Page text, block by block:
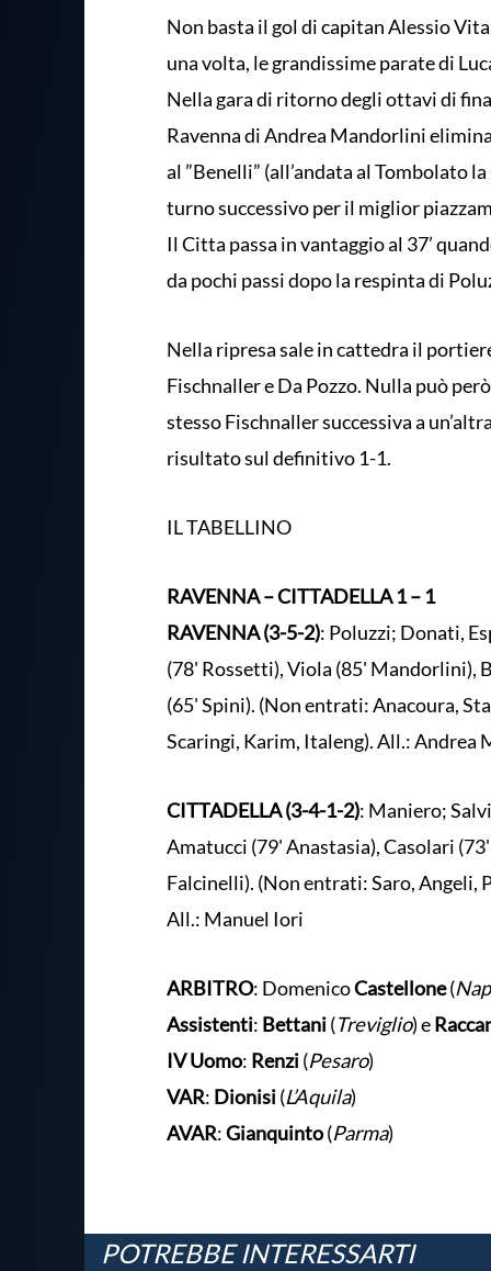
Non basta il gol di capitan Alessio
una volta, le grandissime parate di
Nella gara di ritorno degli ottavi di
Ravenna di Andrea Mandorlini
al ”Benelli” (all’andata al Tombolato
turno successivo per il miglior
Il Citta passa in vantaggio al 37’
da pochi passi dopo la respinta di
Nella ripresa sale in cattedra il
Fischnaller e Da Pozzo. Nulla può
stesso Fischnaller successiva a
risultato sul definitivo 1-1.
IL TABELLINO
RAVENNA – CITTADELLA 1 – 1
RAVENNA (3-5-2): Poluzzi; Donati,
(78' Rossetti), Viola (85' Mandorlini),
(65' Spini). (Non entrati: Anacoura,
Scaringi, Karim, Italeng). All.: Andrea
CITTADELLA (3-4-1-2): Maniero;
Amatucci (79' Anastasia), Casolari
Falcinelli). (Non entrati: Saro, Angeli,
All.: Manuel Iori
ARBITRO: DomenicoCastellone(
Assistenti: Bettani(Treviglio) e
IV Uomo: Renzi(Pesaro)
VAR: Dionisi(L’Aquila)
AVAR:Gianquinto(Parma)
POTREBBE INTERESSARTI